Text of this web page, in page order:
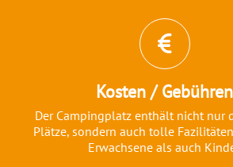
Kosten / Gebühren
Der Campingplatz enthält nicht nur
Plätze, sondern auch tolle
Erwachsene als auch